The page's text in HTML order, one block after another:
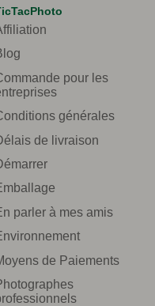
pour les
générales
de livraison
parler à mes amis
de Paiements